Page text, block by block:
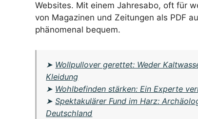
Websites. Mit einem Jahresabo, oft für
von Magazinen und Zeitungen als PDF
phänomenal bequem.
➤ Wollpullover gerettet: Weder
Kleidung
➤ Wohlbefinden stärken: Ein Experte
➤Spektakulärer Fund im Harz:
Deutschland